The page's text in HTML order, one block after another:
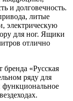
и долговечность.
литые
электрическую
для ног. Ящики
отлично
«Русская
ряду для
функциональное